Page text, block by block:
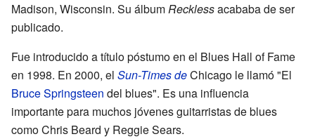
Madison, Wisconsin. Su álbumRecklessacababa de ser
publicado.
Fue introducido a título póstumo en el Blues Hall of Fame
en 1998. En 2000, el Sun-Times deChicago le llamó "El
Bruce Springsteen del blues". Es una influencia
importante para muchos jóvenes guitarristas de blues
como Chris Beard y Reggie Sears.